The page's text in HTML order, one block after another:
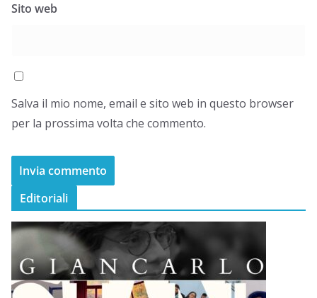
Sito web
Salva il mio nome, email e sito web in questo browser
per la prossima volta che commento.
Editoriali